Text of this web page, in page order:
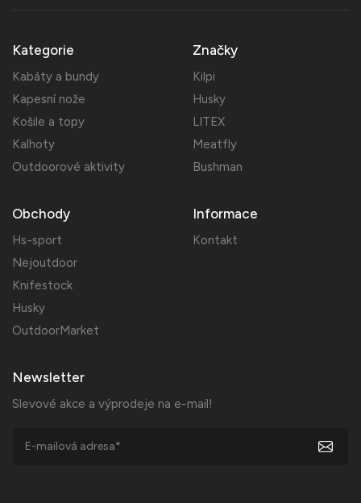
Kategorie
Kabáty a bundy
Kapesní nože
Košile a topy
Kalhoty
Outdoorové aktivity
Značky
Kilpi
Husky
LITEX
Meatfly
Bushman
Obchody
Hs-sport
Nejoutdoor
Knifestock
Husky
OutdoorMarket
Informace
Kontakt
Newsletter
Slevové akce a výprodeje na e-mail!